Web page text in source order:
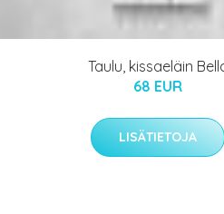
Taulu, kissaeläin
68 EUR
LISÄTIETOJA